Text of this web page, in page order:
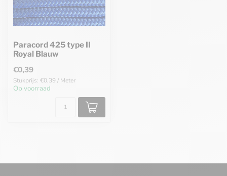
Paracord 425 type II
Royal Blauw
€0,39
Stukprijs: €0,39 / Meter
Op voorraad